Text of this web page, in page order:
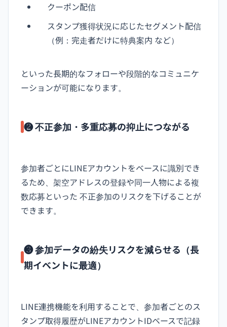
クーポン配信
スタンプ獲得状況に応じたセグメント配信
（例：完走者だけに特典案内 など）
といった長期的なフォローや段階的なコミュニケ
ーションが可能になります。
❷ 不正参加・多重応募の抑止につながる
参加者ごとにLINEアカウントをベースに識別でき
るため、架空アドレスの登録や同一人物による複
数応募といった 不正参加のリスクを下げることが
できます。
❸ 参加データの紛失リスクを減らせる（長
期イベントに最適）
LINE連携機能を利用することで、参加者ごとのス
タンプ取得履歴がLINEアカウントIDベースで記録